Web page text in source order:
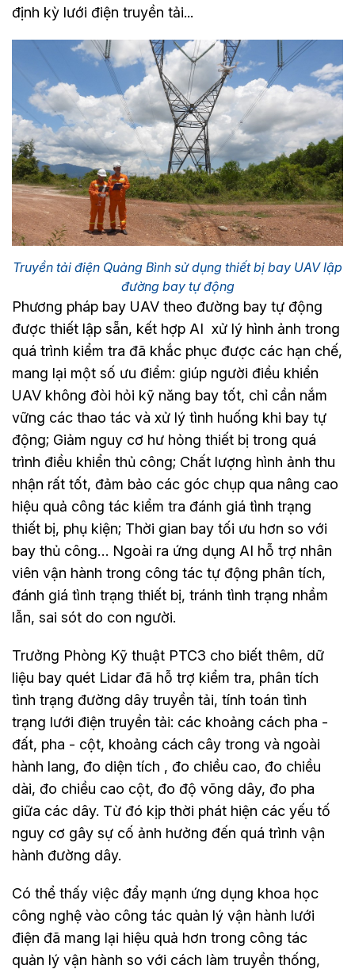
định kỳ lưới điện truyền tải...
Truyền tải điện Quảng Bình sử dụng thiết bị bay UAV lập
đường bay tự động
Phương pháp bay UAV theo đường bay tự động
được thiết lập sẵn, kết hợp AI xử lý hình ảnh trong
quá trình kiểm tra đã khắc phục được các hạn chế,
mang lại một số ưu điểm: giúp người điều khiển
UAV không đòi hỏi kỹ năng bay tốt, chỉ cần nắm
vững các thao tác và xử lý tình huống khi bay tự
động; Giảm nguy cơ hư hỏng thiết bị trong quá
trình điều khiển thủ công; Chất lượng hình ảnh thu
nhận rất tốt, đảm bảo các góc chụp qua nâng cao
hiệu quả công tác kiểm tra đánh giá tình trạng
thiết bị, phụ kiện; Thời gian bay tối ưu hơn so với
bay thủ công… Ngoài ra ứng dụng AI hỗ trợ nhân
viên vận hành trong công tác tự động phân tích,
đánh giá tình trạng thiết bị, tránh tình trạng nhầm
lẫn, sai sót do con người.
Trưởng Phòng Kỹ thuật PTC3 cho biết thêm, dữ
liệu bay quét Lidar đã hỗ trợ kiểm tra, phân tích
tình trạng đường dây truyền tải, tính toán tình
trạng lưới điện truyền tải: các khoảng cách pha -
đất, pha - cột, khoảng cách cây trong và ngoài
hành lang, đo diện tích , đo chiều cao, đo chiều
dài, đo chiều cao cột, đo độ võng dây, đo pha
giữa các dây. Từ đó kịp thời phát hiện các yếu tố
nguy cơ gây sự cố ảnh hưởng đến quá trình vận
hành đường dây.
Có thể thấy việc đẩy mạnh ứng dụng khoa học
công nghệ vào công tác quản lý vận hành lưới
điện đã mang lại hiệu quả hơn trong công tác
quản lý vận hành so với cách làm truyền thống,